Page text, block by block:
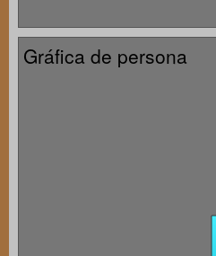
Gráfica de persona